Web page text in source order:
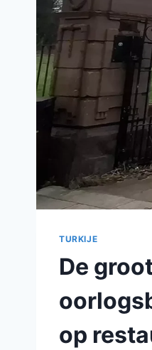
TURKIJE
De
op